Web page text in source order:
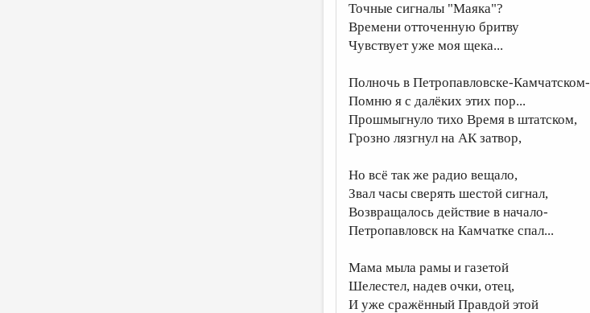
Точные сигналы "Маяка"?
Времени отточенную бритву
Чувствует уже моя щека...
Полночь в Петропавловске-Камчатском-
Помню я с далёких этих пор...
Прошмыгнуло тихо Время в штатском,
Грозно лязгнул на АК затвор,
Но всё так же радио вещало,
Звал часы сверять шестой сигнал,
Возвращалось действие в начало-
Петропавловск на Камчатке спал...
Мама мыла рамы и газетой
Шелестел, надев очки, отец,
И уже сражённый Правдой этой